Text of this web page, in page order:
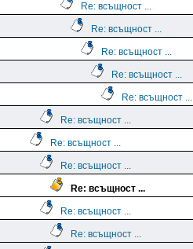
Re: всъщност ...
Re: всъщност ...
Re: всъщност ...
Re: всъщност ...
Re: всъщност ...
Re: всъщност ...
Re: всъщност ...
Re: всъщност ...
Re: всъщност ...
Re: всъщност ...
Re: всъщност ...